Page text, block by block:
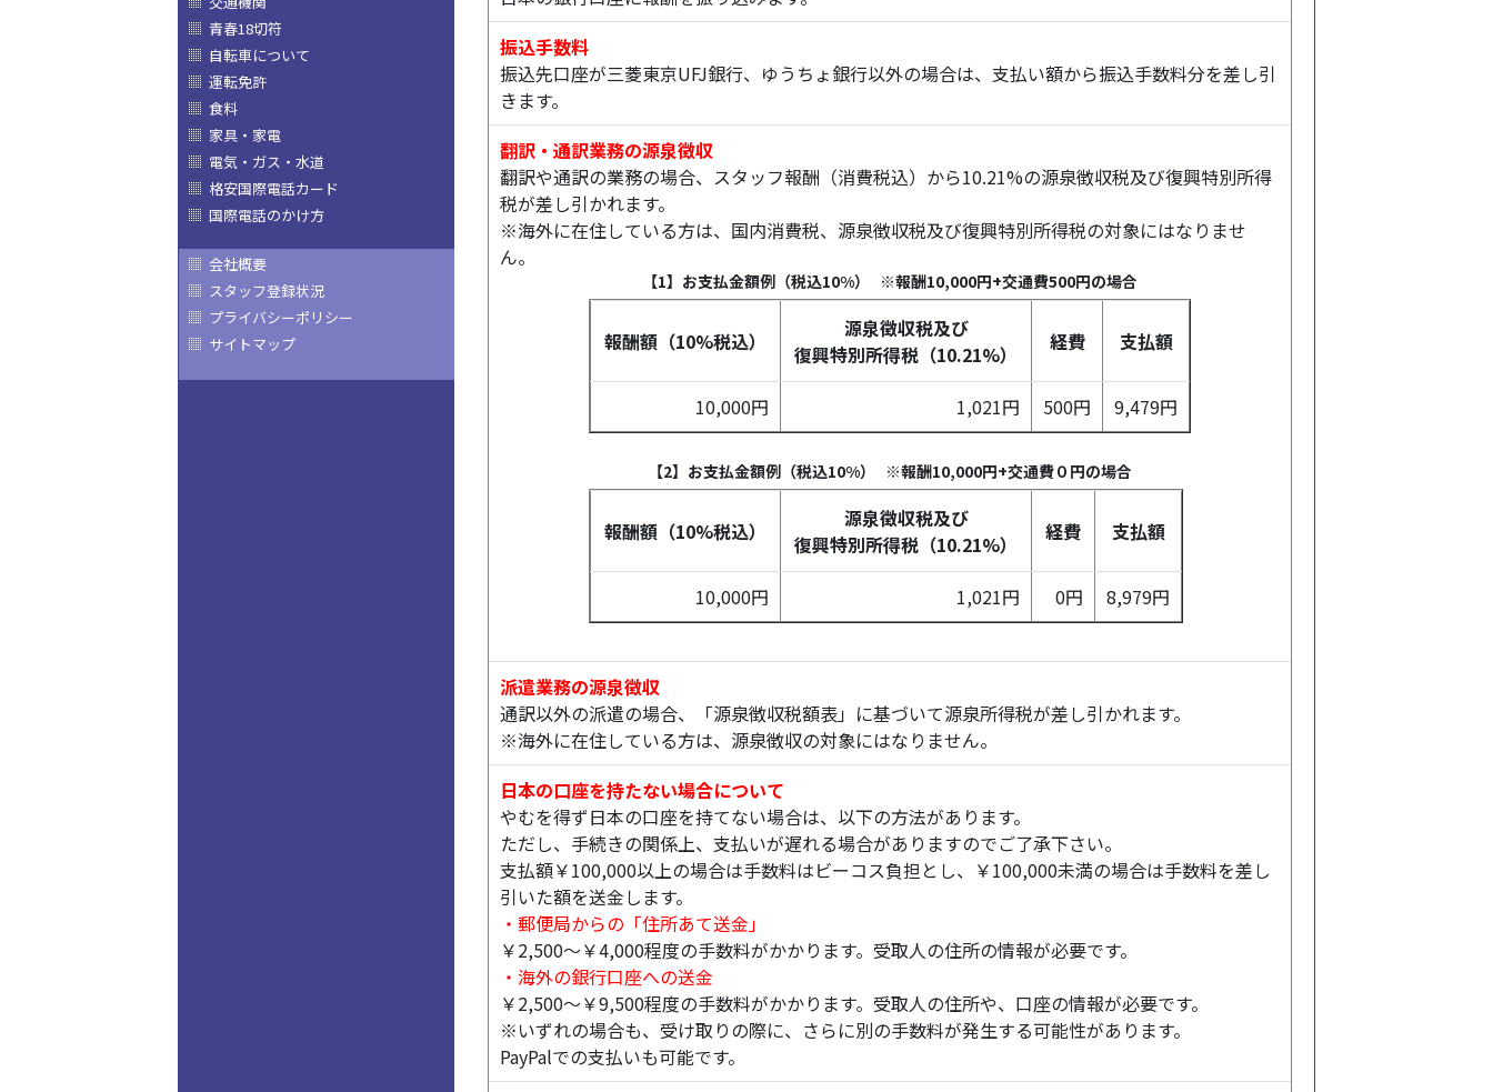
振込手数料
振込先口座が三菱東京UFJ銀行、ゆうちょ銀行以外の場合は、支払い額から振込手数料分を差し引
きます。
翻訳・通訳業務の源泉徴収
翻訳や通訳の業務の場合、スタッフ報酬（消費税込）から10.21%の源泉徴収税及び復興特別所得
税が差し引かれます。
※海外に在住している方は、国内消費税、源泉徴収税及び復興特別所得税の対象にはなりませ
ん。
【1】お支払金額例（税込10%） ※報酬10,000円+交通費500円の場合
報酬額（10%税込）
源泉徴収税及び
復興特別所得税（10.21%）
経費 支払額
10,000円 1,021円 500円 9,479円
【2】お支払金額例（税込10%） ※報酬10,000円+交通費０円の場合
報酬額（10%税込）
源泉徴収税及び
復興特別所得税（10.21%）
経費 支払額
10,000円 1,021円 0円 8,979円
派遣業務の源泉徴収
通訳以外の派遣の場合、「源泉徴収税額表」に基づいて源泉所得税が差し引かれます。
※海外に在住している方は、源泉徴収の対象にはなりません。
日本の口座を持たない場合について
やむを得ず日本の口座を持てない場合は、以下の方法があります。
ただし、手続きの関係上、支払いが遅れる場合がありますのでご了承下さい。
支払額￥100,000以上の場合は手数料はビーコス負担とし、￥100,000未満の場合は手数料を差し
引いた額を送金します。
・郵便局からの「住所あて送金」
￥2,500～￥4,000程度の手数料がかかります。受取人の住所の情報が必要です。
・海外の銀行口座への送金
￥2,500～￥9,500程度の手数料がかかります。受取人の住所や、口座の情報が必要です。
※いずれの場合も、受け取りの際に、さらに別の手数料が発生する可能性があります。
PayPalでの支払いも可能です。